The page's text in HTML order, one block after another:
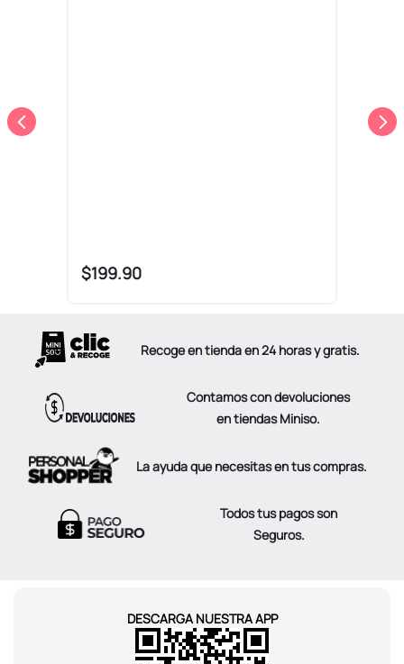
$199.90
Recoge en tienda en 24 horas y gratis.
Contamos con devoluciones
en tiendas Miniso.
La ayuda que necesitas en tus compras.
Todos tus pagos son
Seguros.
DESCARGA NUESTRA APP